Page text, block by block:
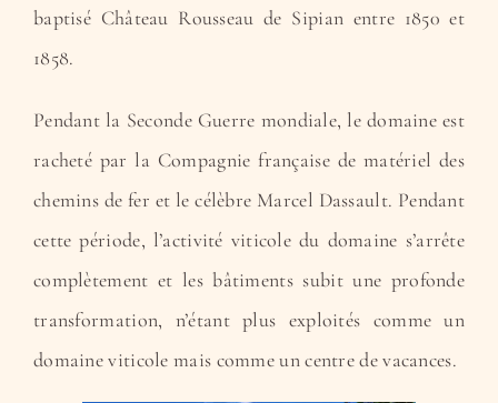
baptisé Château Rousseau de Sipian entre 1850 et
1858.
Pendant la Seconde Guerre mondiale, le domaine est
racheté par la Compagnie française de matériel des
chemins de fer et le célèbre Marcel Dassault. Pendant
cette période, l’activité viticole du domaine s’arrête
complètement et les bâtiments subit une profonde
transformation, n’étant plus exploités comme un
domaine viticole mais comme un centre de vacances.